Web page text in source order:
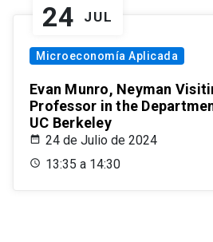
24 JUL
Microeconomía Aplicada
Evan Munro, Neyman
Professor in the
UC Berkeley
24 de Julio de 2024
13:35 a 14:30